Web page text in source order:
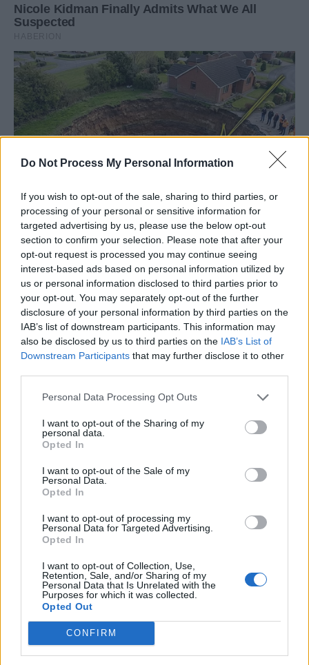
Do Not Process My Personal Information
If you wish to opt-out of the sale, sharing to third parties, or
processing of your personal or sensitive information for
targeted advertising by us, please use the below opt-out
section to confirm your selection. Please note that after your
opt-out request is processed you may continue seeing
interest-based ads based on personal information utilized by
us or personal information disclosed to third parties prior to
your opt-out. You may separately opt-out of the further
disclosure of your personal information by third parties on the
IAB’s list of downstream participants. This information may
also be disclosed by us to third parties on the IAB’s List of
Downstream Participants that may further disclose it to other
Personal Data Processing Opt Outs
I want to opt-out of the Sharing of my
personal data.
Opted In
I want to opt-out of the Sale of my
Personal Data.
Opted In
I want to opt-out of processing my
Personal Data for Targeted Advertising.
Opted In
I want to opt-out of Collection, Use,
Retention, Sale, and/or Sharing of my
Personal Data that Is Unrelated with the
Purposes for which it was collected.
Opted Out
CONFIRM